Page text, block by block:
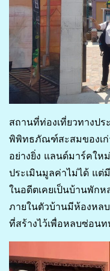
สถานที่ท่องเที่ยวทางปร
พิพิทธภัณฑ์สะสมของเก่
อย่างยิ่ง แลนด์มาร์คให
ประเมินมูลค่าไม่ได้ แ
ในอดีตเคยเป็นบ้านพัก
ภายในตัวบ้านมีห้องหล
ที่สร้างไว้เพื่อหลบซ่อน